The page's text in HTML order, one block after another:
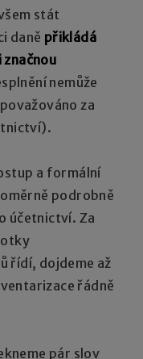
stát
daně přikládá
nemůže
za
a formální
podrobně
účetnictví. Za
řídí, dojdeme až
řádně
pár slov